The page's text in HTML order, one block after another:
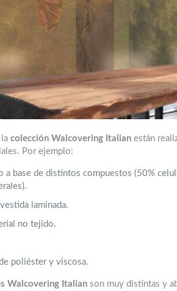
lacolección Walcovering Italian están
Por ejemplo:
a base de distintos compuestos (50%
laminada.
no tejido.
poliéster y viscosa.
Walcovering Italian son muy distintas y